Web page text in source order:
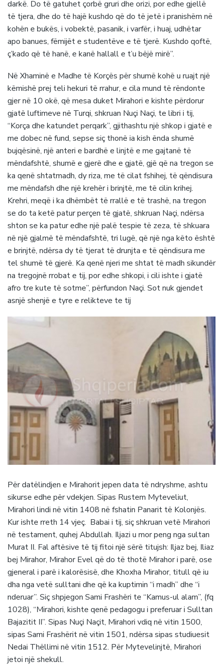
darkë. Do të gatuhet çorbë gruri dhe orizi, por edhe gjellë
të tjera, dhe do të hajë kushdo që do të jetë i pranishëm në
kohën e bukës, i vobektë, pasanik, i varfër, i huaj, udhëtar
apo banues, fëmijët e studentëve e të tjerë. Kushdo qoftë,
ç’kado që të hanë, e kanë hallall e t’u bëjë mirë”.
Në Xhaminë e Madhe të Korçës për shumë kohë u ruajt një
këmishë prej teli hekuri të rrahur, e cila mund të rëndonte
gjer në 10 okë, që mesa duket Mirahori e kishte përdorur
gjatë luftimeve në Turqi, shkruan Nuçi Naçi, te libri i tij,
“Korça dhe katundet perqark”, gjithashtu një shkop i gjatë e
me dobec në fund, sepse siç thonë ia kish ënda shumë
bujqësinë, një anteri e bardhë e linjtë e me gajtanë të
mëndafshtë, shumë e gjerë dhe e gjatë, gjë që na tregon se
ka qenë shtatmadh, dy riza, me të cilat fshihej, të qëndisura
me mëndafsh dhe një krehër i brinjtë, me të cilin krihej.
Krehri, meqë i ka dhëmbët të rrallë e të trashë, na tregon
se do ta ketë patur perçen të gjatë, shkruan Naçi, ndërsa
shton se ka patur edhe një palë tespie të zeza, të shkuara
në një gjalmë të mëndafshtë, tri lugë, që një nga këto është
e brinjtë, ndërsa dy të tjerat të drunjta e të qëndisura me
tel shumë të gjerë. Ka qenë njeri me shtat të madh sikundër
na tregojnë rrobat e tij, por edhe shkopi, i cili ishte i gjatë
afro tre kute të sotme”, përfundon Naçi. Sot nuk gjendet
asnjë shenjë e tyre e relikteve te tij
Për datëlindjen e Mirahorit jepen data të ndryshme, ashtu
sikurse edhe për vdekjen. Sipas Rustem Myteveliut,
Mirahori lindi në vitin 1408 në fshatin Panarit të Kolonjës.
Kur ishte rreth 14 vjeç. Babai i tij, siç shkruan vetë Mirahori
në testament, quhej Abdullah. Iljazi u mor peng nga sultan
Murat II. Fal aftësive të tij fitoi një sërë titujsh: Iljaz bej, Iliaz
bej Mirahor, Mirahor Evel që do të thotë Mirahor i parë, ose
gjeneral i parë i kalorësisë, dhe Khoxha Mirahor, titull që iu
dha nga vetë sulltani dhe që ka kuptimin “i madh” dhe “i
nderuar”. Siç shpjegon Sami Frashëri te “Kamus-ul alam”, (fq
1028), “Mirahori, kishte qenë pedagogu i preferuar i Sulltan
Bajazitit II”. Sipas Nuçi Naçit, Mirahori vdiq në vitin 1500,
sipas Sami Frashërit në vitin 1501, ndërsa sipas studiuesit
Nedai Thëllimi në vitin 1512. Për Mytevelinjtë, Mirahori
jetoi një shekull.